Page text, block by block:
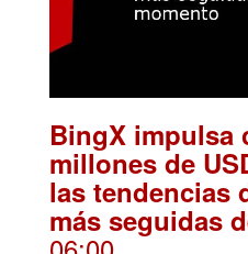
BingX impulsa
millones de
las tendencias
más seguidas